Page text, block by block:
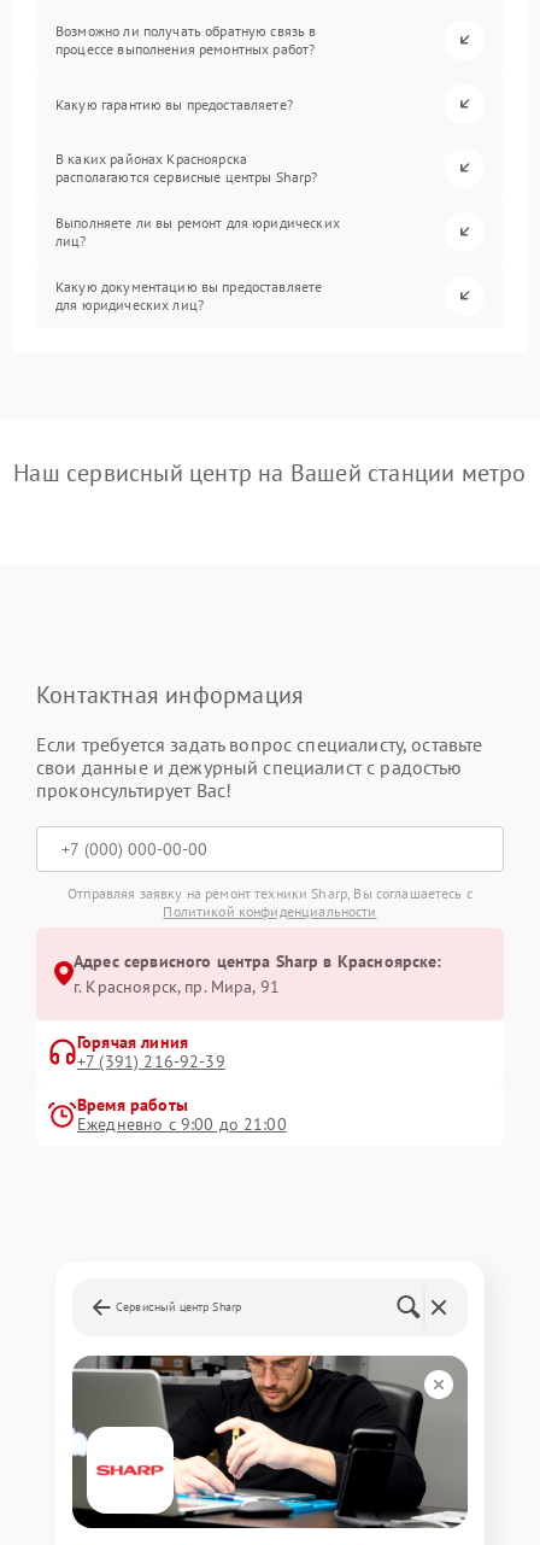
Возможно ли получать обратную связь в
процессе выполнения ремонтных работ?
Какую гарантию вы предоставляете?
В каких районах Красноярска
располагаются сервисные центры Sharp?
Выполняете ли вы ремонт для юридических
лиц?
Какую документацию вы предоставляете
для юридических лиц?
Наш сервисный центр на Вашей станции метро
Контактная информация
Если требуется задать вопрос специалисту, оставьте
свои данные и дежурный специалист с радостью
проконсультирует Вас!
Отправляя заявку на ремонт техники Sharp, Вы соглашаетесь с
Политикой конфиденциальности
Адрес сервисного центра Sharp в Красноярске:
г. Красноярск, ​пр. Мира, 91
Горячая линия
+7 (391) 216-92-39
Время работы
Ежедневно с 9:00 до 21:00
Сервисный центр Sharp